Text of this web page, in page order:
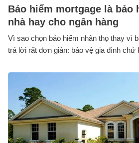
Bảo hiểm mortgage là bảo
nhà hay cho ngân hàng
Vì sao chọn bảo hiểm nhân thọ thay vì
trả lời rất đơn giản: bảo vệ gia đình chứ